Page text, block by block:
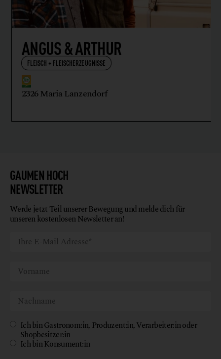
ANGUS & ARTHUR
FLEISCH + FLEISCHERZEUGNISSE
2326 Maria Lanzendorf
GAUMEN HOCH
NEWSLETTER
Werde jetzt Teil unserer Bewegung und melde dich für
unseren kostenlosen Newsletter an!
Ich bin Gastronom:in, Produzent:in, Verarbeiter:in oder
Shopbesitzer:in
Ich bin Konsument:in